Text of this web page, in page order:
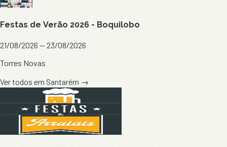
Festas de Verão 2026 - Boquilobo
21/08/2026 — 23/08/2026
Torres Novas
Ver todos em Santarém →